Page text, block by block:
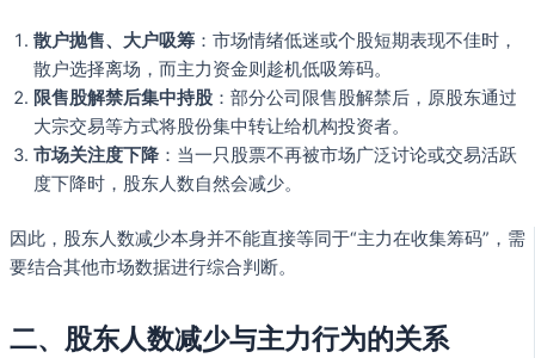
散户抛售、大户吸筹 ：市场情绪低迷或个股短期表现不佳时，
散户选择离场，而主力资金则趁机低吸筹码。
限售股解禁后集中持股 ：部分公司限售股解禁后，原股东通过
大宗交易等方式将股份集中转让给机构投资者。
市场关注度下降 ：当一只股票不再被市场广泛讨论或交易活跃
度下降时，股东人数自然会减少。
因此，股东人数减少本身并不能直接等同于“主力在收集筹码”，需
要结合其他市场数据进行综合判断。
二、股东人数减少与主力行为的关系